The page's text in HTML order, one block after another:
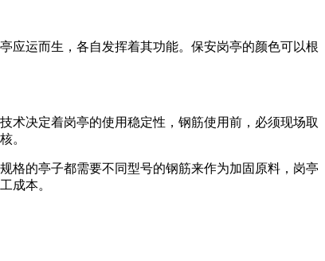
应运而生，各自发挥着其功能。保安岗亭的颜色可以根
术决定着岗亭的使用稳定性，钢筋使用前，必须现场取
。
格的亭子都需要不同型号的钢筋来作为加固原料，岗亭
成本。